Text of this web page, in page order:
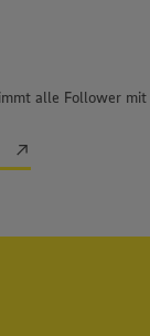
alle Follower mit